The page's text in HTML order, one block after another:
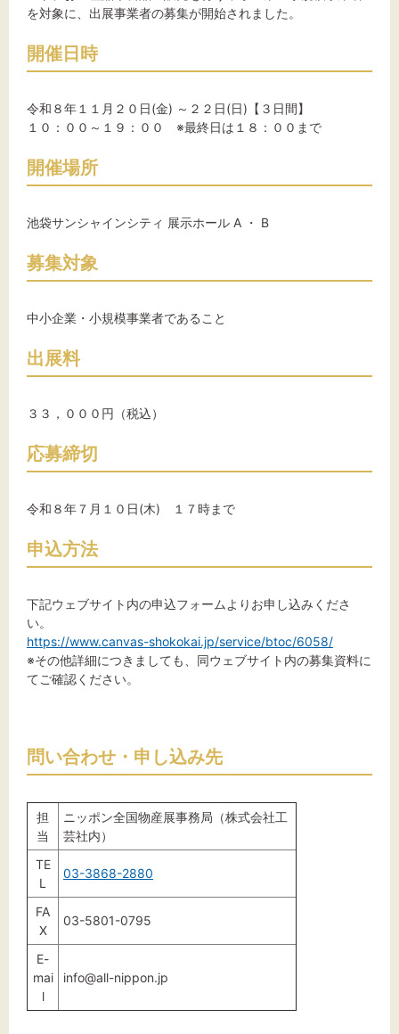
を対象に、出展事業者の募集が開始されました。
開催日時
令和８年１１月２０日(金) ～２２日(日)【３日間】
１０：００～１９：００ ※最終日は１８：００まで
開催場所
池袋サンシャインシティ 展示ホール A ・ B
募集対象
中小企業・小規模事業者であること
出展料
３３，０００円（税込）
応募締切
令和８年７月１０日(木) １７時まで
申込方法
下記ウェブサイト内の申込フォームよりお申し込みくださ
い。
https://www.canvas-shokokai.jp/service/btoc/6058/
※その他詳細につきましても、同ウェブサイト内の募集資料に
てご確認ください。
問い合わせ・申し込み先
担
当
ニッポン全国物産展事務局（株式会社工
芸社内）
TE
L
03-3868-2880
FA
X
03-5801-0795
E-
mai
l
info@all-nippon.jp